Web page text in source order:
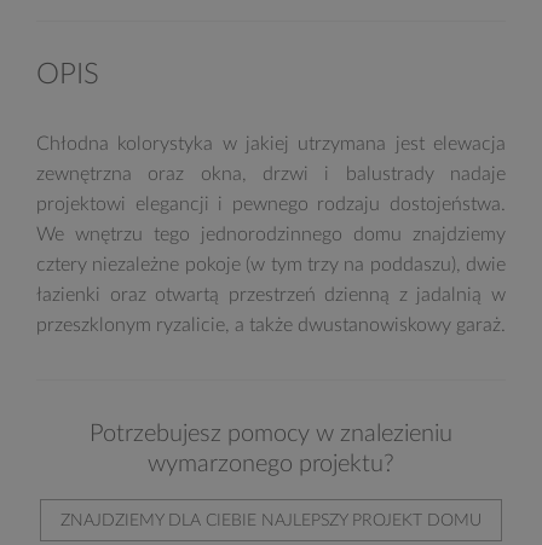
OPIS
Chłodna kolorystyka w jakiej utrzymana jest elewacja
zewnętrzna oraz okna, drzwi i balustrady nadaje
projektowi elegancji i pewnego rodzaju dostojeństwa.
We wnętrzu tego jednorodzinnego domu znajdziemy
cztery niezależne pokoje (w tym trzy na poddaszu), dwie
łazienki oraz otwartą przestrzeń dzienną z jadalnią w
przeszklonym ryzalicie, a także dwustanowiskowy garaż.
Potrzebujesz pomocy w znalezieniu
wymarzonego projektu?
ZNAJDZIEMY DLA CIEBIE NAJLEPSZY PROJEKT DOMU